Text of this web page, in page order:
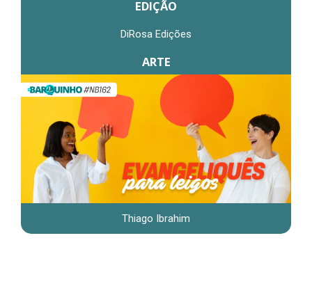
EDIÇÃO
DiRosa Edições
ARTE
Thiago Ibrahim